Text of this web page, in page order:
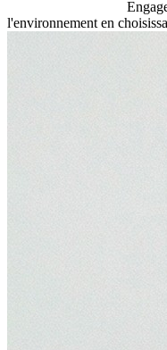
l'environnement en